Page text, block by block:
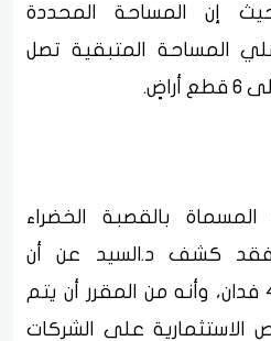
إن المساحة المحددة
المساحة المتبقية تصل
المسماة بالقصبة الخضراء
فقد كشف د.السيد عن أن
مساحتها تصل لنحو 400 فدان، وأنه من المقرر أن يتم
على الشركات